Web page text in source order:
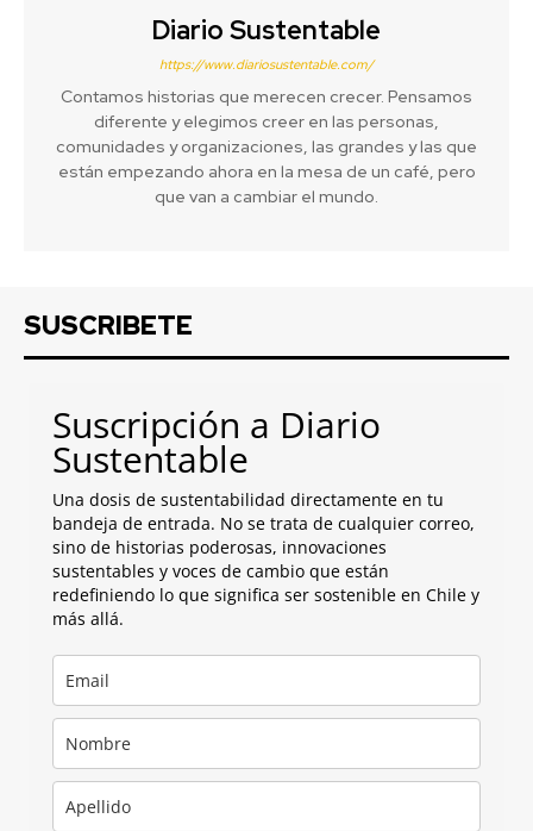
Diario Sustentable
https://www.diariosustentable.com/
Contamos historias que merecen crecer. Pensamos
diferente y elegimos creer en las personas,
comunidades y organizaciones, las grandes y las que
están empezando ahora en la mesa de un café, pero
que van a cambiar el mundo.
SUSCRIBETE
Suscripción a Diario
Sustentable
Una dosis de sustentabilidad directamente en tu
bandeja de entrada. No se trata de cualquier correo,
sino de historias poderosas, innovaciones
sustentables y voces de cambio que están
redefiniendo lo que significa ser sostenible en Chile y
más allá.